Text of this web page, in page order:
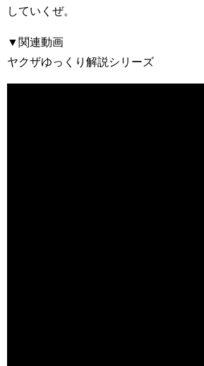
していくぜ。
▼関連動画
ヤクザゆっくり解説シリーズ